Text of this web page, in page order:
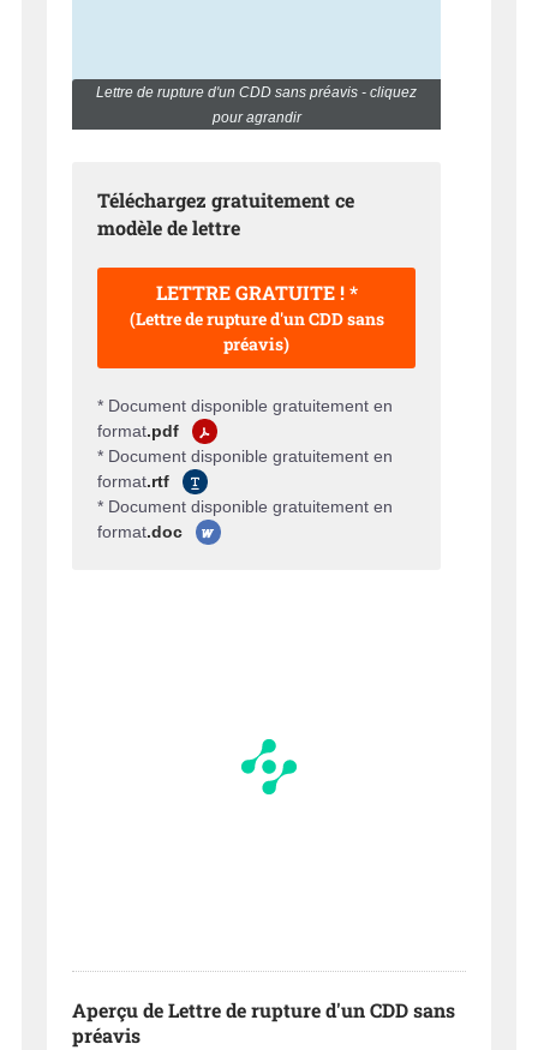
Lettre de rupture d'un CDD sans préavis - cliquez
pour agrandir
Téléchargez gratuitement ce
modèle de lettre
LETTRE GRATUITE ! *
(Lettre de rupture d'un CDD sans
préavis)
* Document disponible gratuitement en
format.pdf
* Document disponible gratuitement en
format.rtf
* Document disponible gratuitement en
format.doc
Aperçu de Lettre de rupture d'un CDD sans
préavis